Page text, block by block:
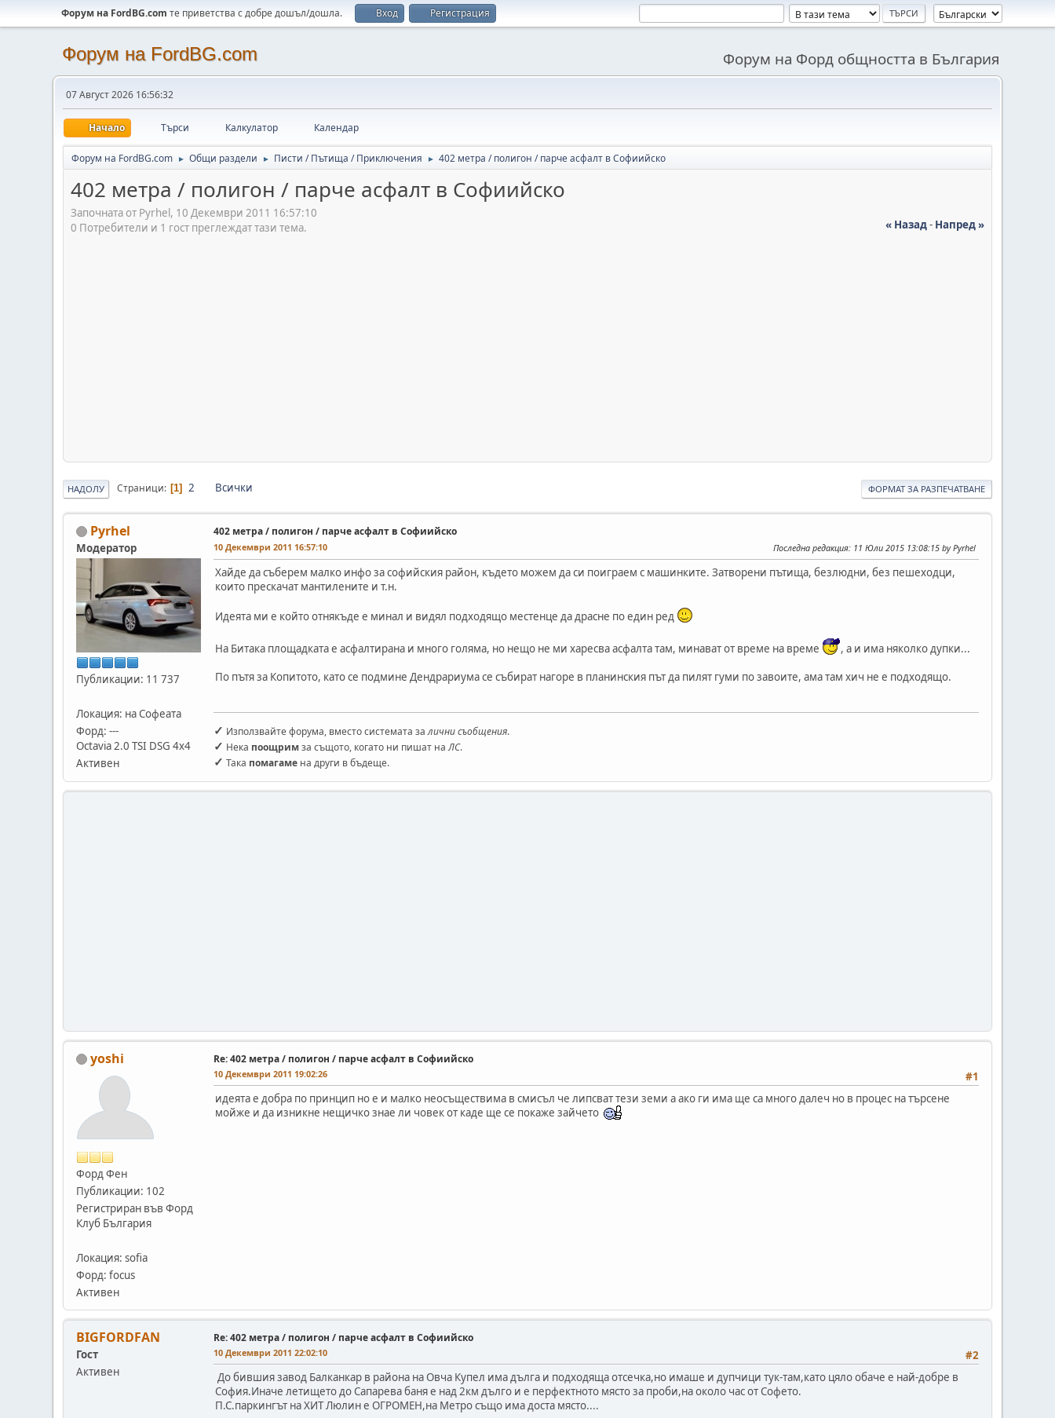
Форум на FordBG.com те приветства с добре дошъл/дошла. Вход Регистрация
Форум на FordBG.com Форум на Форд общността в България
07 Август 2026 16:56:32
Начало Търси Калкулатор Календар
Форум на FordBG.com ► Общи раздели ► Писти / Пътища / Приключения ► 402 метра / полигон / парче асфалт в Софиийско
402 метра / полигон / парче асфалт в Софиийско
Започната от Pyrhel, 10 Декември 2011 16:57:10
« Назад- Напред »
0 Потребители и 1 гост преглеждат тази тема.
ФОРМАТ ЗА РАЗПЕЧАТВАНЕ
НАДОЛУ Страници 1 2 Всички
Pyrhel
Модератор
Публикации: 11 737
Локация: на Софеата
Форд: ---
Оctavia 2.0 TSI DSG 4x4
Активен
402 метра / полигон / парче асфалт в Софиийско
10 Декември 2011 16:57:10 Последна редакция: 11 Юли 2015 13:08:15 by Pyrhel
Хайде да съберем малко инфо за софийския район, където можем да си поиграем с машинките. Затворени пътища, безлюдни, без пешеходци,
които прескачат мантилените и т.н.
Идеята ми е който отнякъде е минал и видял подходящо местенце да драсне по един ред
На Битака площадката е асфалтирана и много голяма, но нещо не ми харесва асфалта там, минават от време на време
, а и има няколко дупки...
По пътя за Копитото, като се подмине Дендрариума се събират нагоре в планинския път да пилят гуми по завоите, ама там хич не е подходящо.
✓ Използвайте форума, вместо системата залични съобщения.
✓ Нека поощримза същото, когато ни пишат наЛС.
✓ Така помагаме на други в бъдеще.
yoshi
Форд Фен
Публикации: 102
Регистриран във Форд
Клуб България
Локация: sofia
Форд: focus
Активен
Re: 402 метра / полигон / парче асфалт в Софиийско
#1
10 Декември 2011 19:02:26
идеята е добра по принцип но е и малко неосъществима в смисъл че липсват тези земи а ако ги има ще са много далеч но в процес на търсене
мойже и да изникне нещичко знае ли човек от каде ще се покаже зайчето
BIGFORDFAN
Гост
Активен
Re: 402 метра / полигон / парче асфалт в Софиийско
#2
10 Декември 2011 22:02:10
До бившия завод Балканкар в района на Овча Купел има дълга и подходяща отсечка,но имаше и дупчици тук-там,като цяло обаче е най-добре в
София.Иначе летището до Сапарева баня е над 2км дълго и е перфектното място за проби,на около час от Софето.
П.С.паркингът на ХИТ Люлин е ОГРОМЕН,на Метро също има доста място....